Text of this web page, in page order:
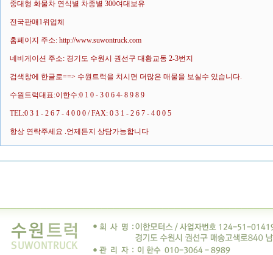
중대형 화물차 연식별 차종별 300여대보유
전국판매1위업체
홈페이지 주소: http://www.suwontruck.com
네비게이션 주소: 경기도 수원시 권선구 대황교동 2-3번지
검색창에 한글로==> 수원트럭을 치시면 더많은 매물을 보실수 있습니다.
수원트럭대표:이한수:0 1 0 - 3 0 6 4- 8 9 8 9
TEL:0 3 1 - 2 6 7 - 4 0 0 0 / FAX: 0 3 1 - 2 6 7 - 4 0 0 5
항상 연락주세요 .언제든지 상담가능합니다